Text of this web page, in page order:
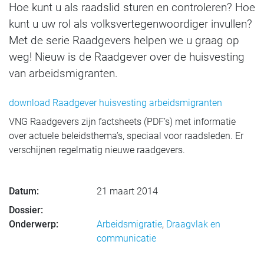
Hoe kunt u als raadslid sturen en controleren? Hoe
kunt u uw rol als volksvertegenwoordiger invullen?
Met de serie Raadgevers helpen we u graag op
weg! Nieuw is de Raadgever over de huisvesting
van arbeidsmigranten.
download Raadgever huisvesting arbeidsmigranten
VNG Raadgevers zijn factsheets (PDF’s) met informatie
over actuele beleidsthema’s, speciaal voor raadsleden. Er
verschijnen regelmatig nieuwe raadgevers.
Datum:
21 maart 2014
Dossier:
Onderwerp:
Arbeidsmigratie, Draagvlak en
communicatie